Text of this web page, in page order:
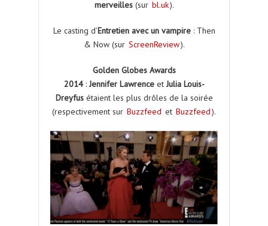
merveilles(sur bl.uk).
Le casting d’Entretien avec un vampire: Then
& Now (sur ScreenReview).
Golden Globes Awards
2014:Jennifer LawrenceetJulia Louis-
Dreyfusétaient les plus drôles de la soirée
(respectivement sur Buzzfeed et Buzzfeed).